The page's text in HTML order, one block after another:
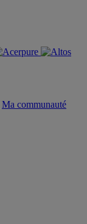
Ma communauté